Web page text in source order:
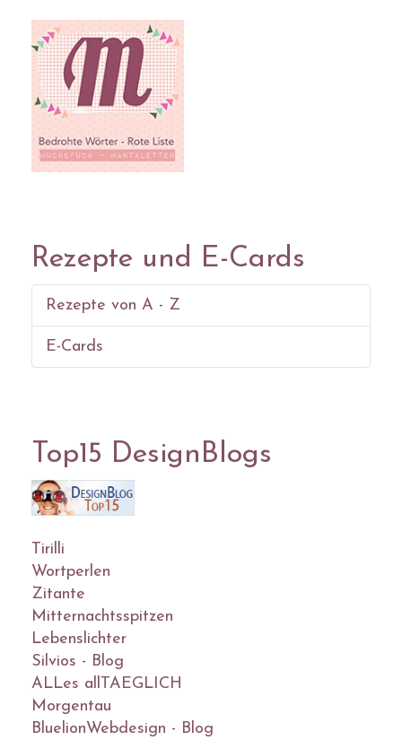
Rezepte und E-Cards
Rezepte von A - Z
E-Cards
Top15 DesignBlogs
Tirilli
Wortperlen
Zitante
Mitternachtsspitzen
Lebenslichter
Silvios - Blog
ALLes allTAEGLICH
Morgentau
BluelionWebdesign - Blog